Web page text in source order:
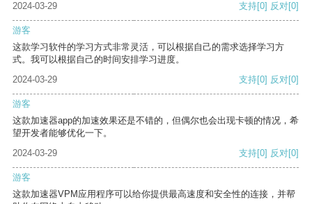
2024-03-29 支持[0] 反对[0]
游客
这款学习软件的学习方式非常灵活，可以根据自己的需求选择学习方
式。我可以根据自己的时间安排学习进度。
2024-03-29
支持[0] 反对[0]
游客
这款加速器app的加速效果还是不错的，但偶尔也会出现卡顿的情况，希
望开发者能够优化一下。
2024-03-29
支持[0] 反对[0]
游客
这款加速器VPM应用程序可以给你提供最高速度和安全性的连接，并帮